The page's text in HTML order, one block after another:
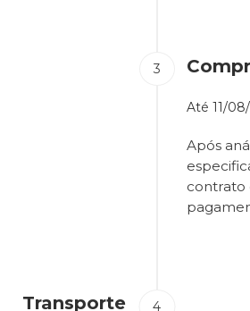
Até 11/
Após
contrato
Transporte